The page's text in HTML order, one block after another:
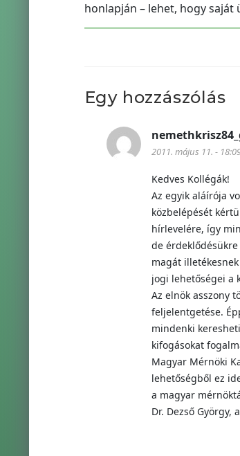
honlapján – lehet, hogy
Egy hozzászólás
2011. május 11. -
Kedves Kollégák!
Az egyik aláírója
közbelépését
hírlevelére, így
de
magát
jogi lehetőségei a
Az elnök asszony
feljelentgetése.
mindenki
kifogásokat
Magyar Mérnöki
lehetőségből ez
a magyar
Dr. Dezső György,